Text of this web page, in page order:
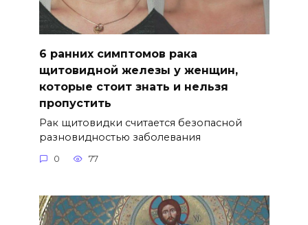
6 ранних симптомов рака
щитовидной железы у женщин,
которые стоит знать и нельзя
пропустить
Рак щитовидки считается безопасной
разновидностью заболевания
0 77